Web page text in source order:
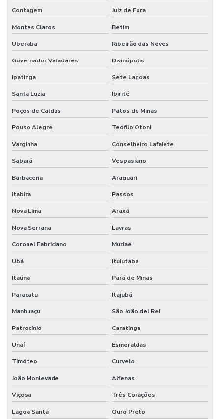
Contagem Juiz de Fora
Montes Claros Betim
Uberaba Ribeirão das Neves
Governador Valadares Divinópolis
Ipatinga Sete Lagoas
Santa Luzia Ibirité
Poços de Caldas Patos de Minas
Pouso Alegre Teófilo Otoni
Varginha Conselheiro Lafaiete
Sabará Vespasiano
Barbacena Araguari
Itabira Passos
Nova Lima Araxá
Nova Serrana Lavras
Coronel Fabriciano Muriaé
Ubá Ituiutaba
Itaúna Pará de Minas
Paracatu Itajubá
Manhuaçu São João del Rei
Patrocínio Caratinga
Unaí Esmeraldas
Timóteo Curvelo
João Monlevade Alfenas
Viçosa Três Corações
Lagoa Santa Ouro Preto